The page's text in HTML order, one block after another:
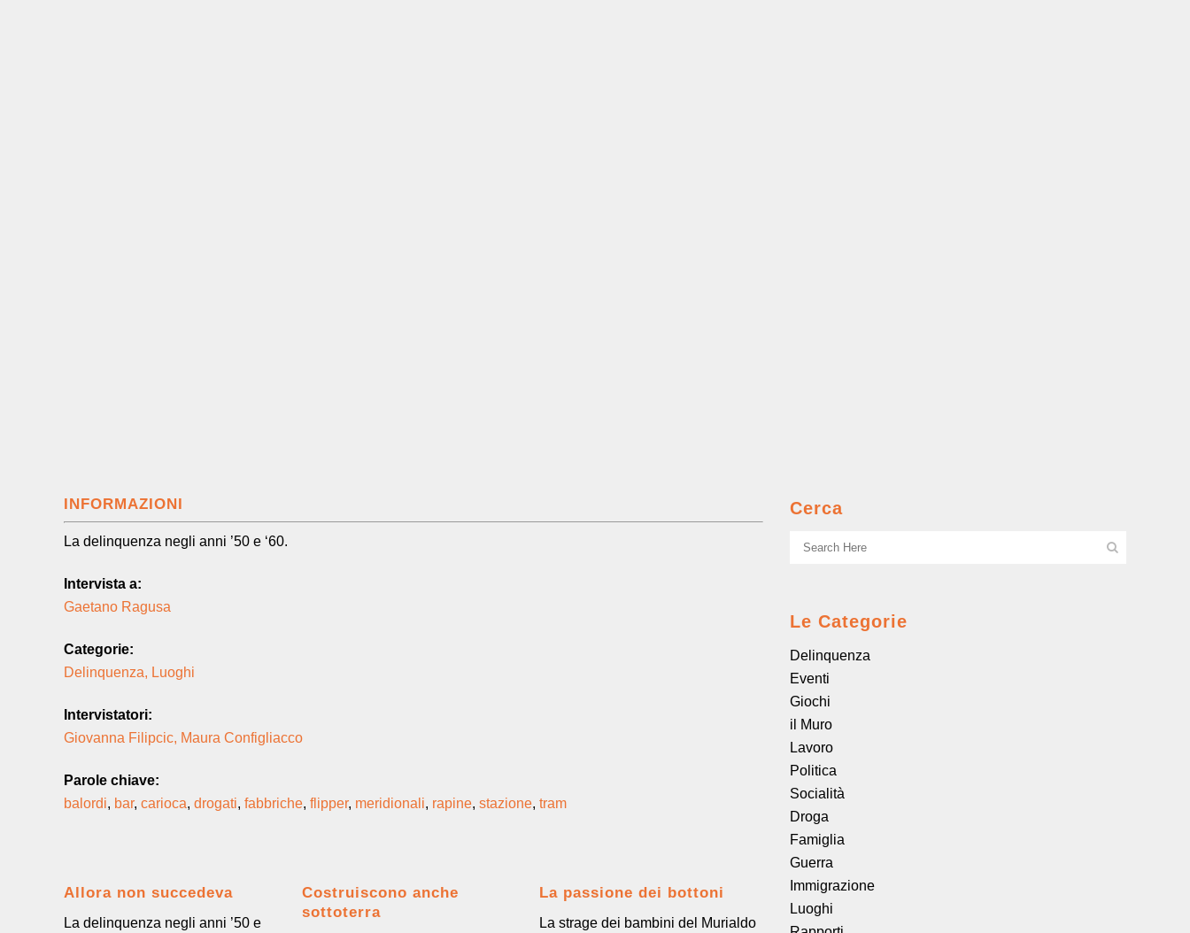
INFORMAZIONI
La delinquenza negli anni ’50 e ‘60.
Intervista a:
Gaetano Ragusa
Categorie:
Delinquenza, Luoghi
Intervistatori:
Giovanna Filipcic, Maura Configliacco
Parole chiave:
balordi, bar, carioca, drogati, fabbriche, flipper, meridionali, rapine, stazione, tram
Allora non succedeva
La delinquenza negli anni ’50 e
Costruiscono anche
sottoterra
La passione dei bottoni
La strage dei bambini del Murialdo
Cerca
Le Categorie
Delinquenza
Eventi
Giochi
il Muro
Lavoro
Politica
Socialità
Droga
Famiglia
Guerra
Immigrazione
Luoghi